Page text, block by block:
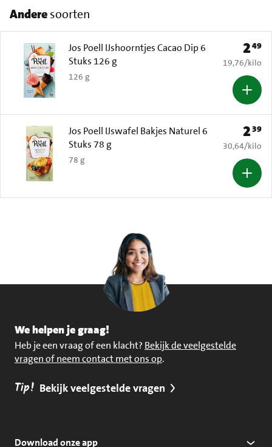
Anderesoorten
Jos Poell IJshoorntjes Cacao Dip 6
Stuks 126 g
126 g
Prijs:
249
€ 19,76 per
19,76/kilo
Jos Poell IJswafel Bakjes Naturel 6
Stuks 78 g
78 g
Prijs:
239
€ 30,64 per
30,64/kilo
We helpen je graag!
Heb je een vraag of een klacht? Bekijk de veelgestelde
vragen of neem contact met ons op.
Tip! Bekijk veelgestelde vragen
Download onze app